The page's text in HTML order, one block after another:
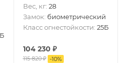
Вес, кг: 28
Замок: биометрический
Класс огнестойкости: 25Б
104 230 ₽
115 820₽ -10%